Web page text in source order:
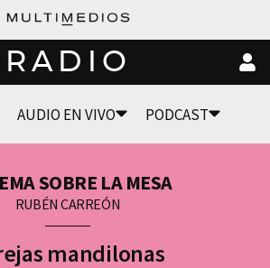
RADIO
AUDIO EN VIVO PODCAST
SOBRE LA MESA
RUBÉN CARREÓN
mandilonas